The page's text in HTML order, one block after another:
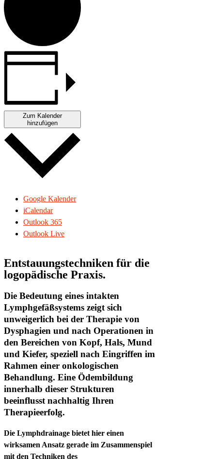
Zum Kalender
hinzufügen
Google Kalender
iCalendar
Outlook 365
Outlook Live
Entstauungstechniken für die
logopädische Praxis.
Die Bedeutung eines intakten
Lymphgefäßsystems zeigt sich
unweigerlich bei der Therapie von
Dysphagien und nach Operationen in
den Bereichen von Kopf, Hals, Mund
und Kiefer, speziell nach Eingriffen im
Rahmen einer onkologischen
Behandlung. Eine Ödembildung
innerhalb dieser Strukturen
beeinflusst nachhaltig Ihren
Therapieerfolg.
Die Lymphdrainage bietet hier einen
wirksamen Ansatz gerade im Zusammenspiel
mit den Techniken des